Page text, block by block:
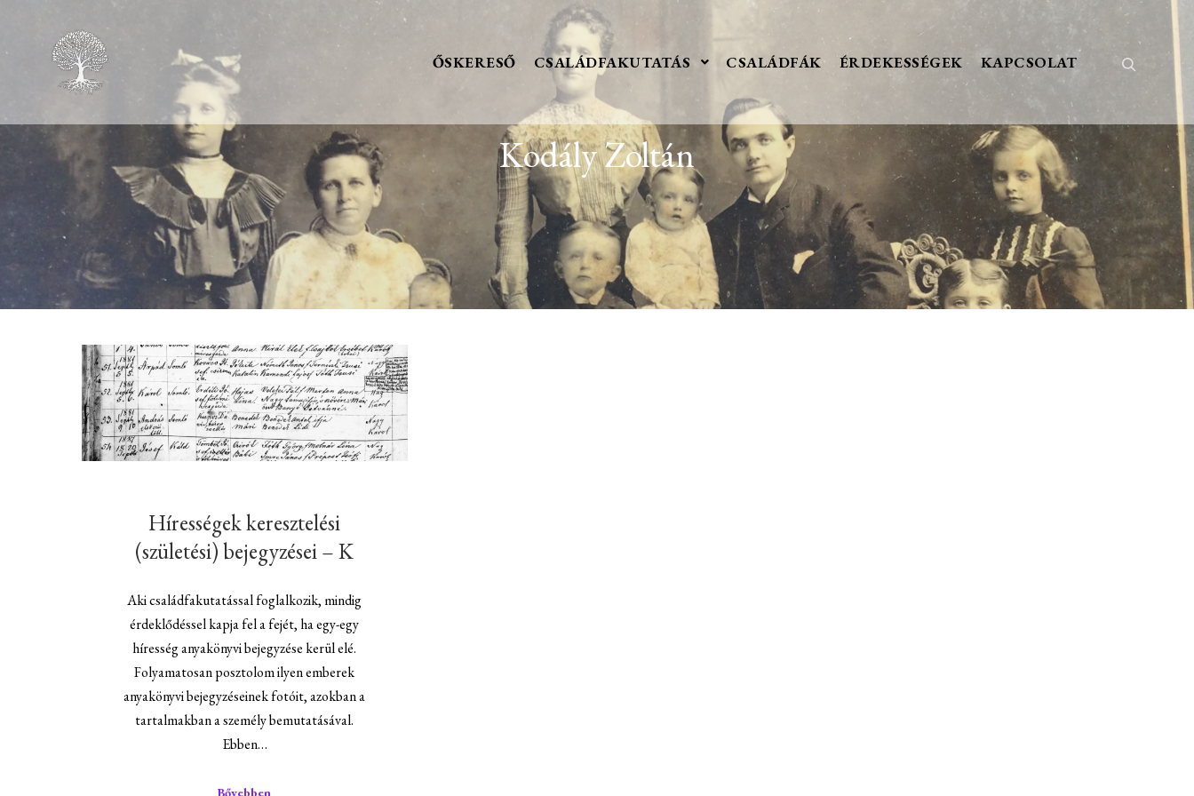
ŐSKERESŐ CSALÁDFAKUTATÁS CSALÁDFÁK ÉRDEKESSÉGEK KAPCSOLAT
Kodály Zoltán
Hírességek keresztelési
(születési) bejegyzései – K
Aki családfakutatással foglalkozik, mindig
érdeklődéssel kapja fel a fejét, ha egy-egy
híresség anyakönyvi bejegyzése kerül elé.
Folyamatosan posztolom ilyen emberek
anyakönyvi bejegyzéseinek fotóit, azokban a
tartalmakban a személy bemutatásával.
Ebben…
Bővebben